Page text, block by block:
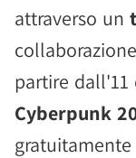
attraverso un
partire
Cyberpunk